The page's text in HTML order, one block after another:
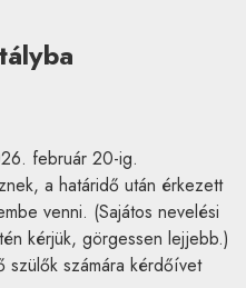
február 20-ig.
a határidő után érkezett
venni. (Sajátos nevelési
kérjük, görgessen lejjebb.)
számára kérdőívet